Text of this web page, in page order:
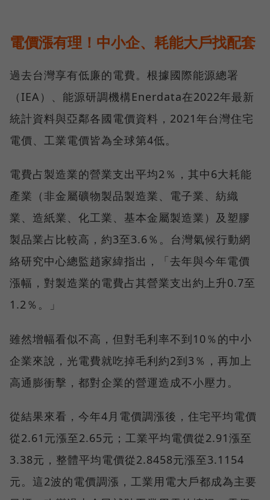
電價漲有理！中小企、耗能大戶找配套
過去台灣享有低廉的電費。根據國際能源總署
（IEA）、能源研調機構Enerdata在2022年最新
統計資料與亞鄰各國電價資料，2021年台灣住宅
電價、工業電價皆為全球第4低。
電費占製造業的營業支出平均2％，其中6大耗能
產業（非金屬礦物製品製造業、電子業、紡織
業、造紙業、化工業、基本金屬製造業）及塑膠
製品業占比較高，約3至3.6％。台灣氣候行動網
絡研究中心總監趙家緯指出，「去年與今年電價
漲幅，對製造業的電費占其營業支出約上升0.7至
1.2％。」
雖然增幅看似不高，但對毛利率不到10％的中小
企業來說，光電費就吃掉毛利約2到3％，再加上
高通膨衝擊，都對企業的營運造成不小壓力。
從結果來看，今年4月電價調漲後，住宅平均電價
從2.61元漲至2.65元；工業平均電價從2.91漲至
3.38元，整體平均電價從2.8458元漲至3.1154
元。這2波的電價調漲，工業用電大戶都成為主要